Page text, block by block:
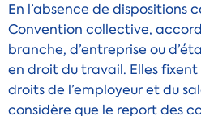
En l’absence de dispositions
Convention collective,
branche, d’entreprise ou
en droit du travail. Elles
droits de l’employeur et du
considère que le report des